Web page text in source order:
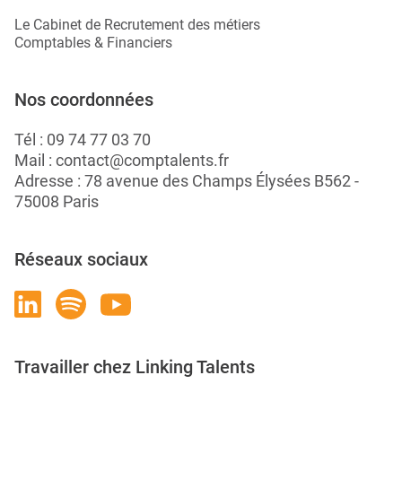
Le Cabinet de Recrutement des métiers
Comptables & Financiers
Nos coordonnées
Tél : 09 74 77 03 70
Mail : contact@comptalents.fr
Adresse : 78 avenue des Champs Élysées B562 -
75008 Paris
Réseaux sociaux
Travailler chez Linking Talents